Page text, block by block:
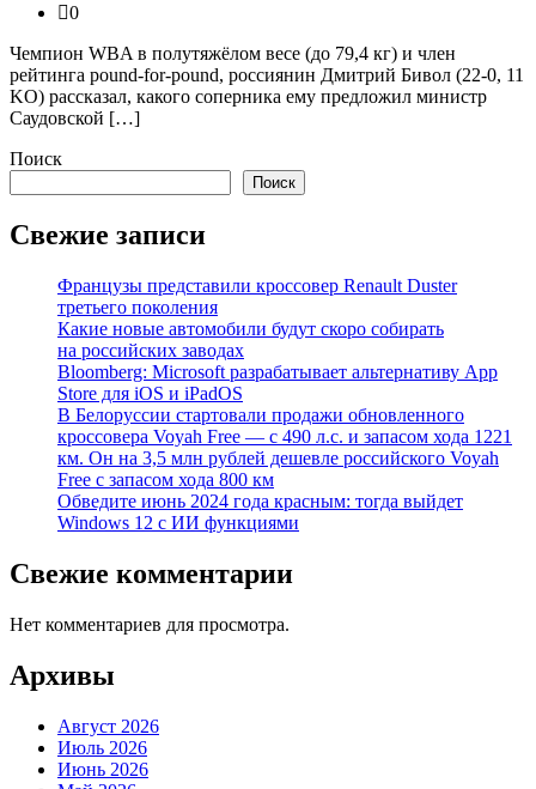
0
Чемпион WBA в полутяжёлом весе (до 79,4 кг) и член
рейтинга pound-for-pound, россиянин Дмитрий Бивол (22-0, 11
KO) рассказал, какого соперника ему предложил министр
Саудовской […]
Поиск
Поиск
Свежие записи
Французы представили кроссовер Renault Duster
третьего поколения
Какие новые автомобили будут скоро собирать
на российских заводах
Bloomberg: Microsoft разрабатывает альтернативу App
Store для iOS и iPadOS
В Белоруссии стартовали продажи обновленного
кроссовера Voyah Free — с 490 л.с. и запасом хода 1221
км. Он на 3,5 млн рублей дешевле российского Voyah
Free с запасом хода 800 км
Обведите июнь 2024 года красным: тогда выйдет
Windows 12 с ИИ функциями
Свежие комментарии
Нет комментариев для просмотра.
Архивы
Август 2026
Июль 2026
Июнь 2026